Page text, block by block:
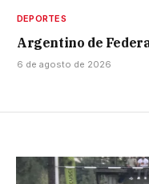
DEPORTES
Argentino de
6 de agosto de 2026